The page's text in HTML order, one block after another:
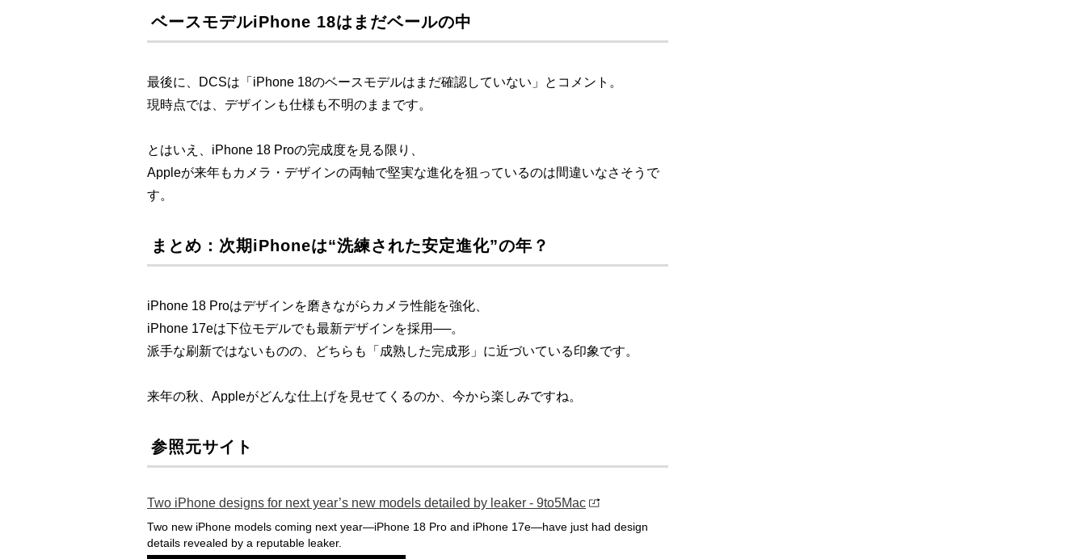
ベースモデルiPhone 18はまだベールの中
最後に、DCSは「iPhone 18のベースモデルはまだ確認していない」とコメント。
現時点では、デザインも仕様も不明のままです。
とはいえ、iPhone 18 Proの完成度を見る限り、
Appleが来年もカメラ・デザインの両軸で堅実な進化を狙っているのは間違いなさそうで
す。
まとめ：次期iPhoneは“洗練された安定進化”の年？
iPhone 18 Proはデザインを磨きながらカメラ性能を強化、
iPhone 17eは下位モデルでも最新デザインを採用──。
派手な刷新ではないものの、どちらも「成熟した完成形」に近づいている印象です。
来年の秋、Appleがどんな仕上げを見せてくるのか、今から楽しみですね。
参照元サイト
Two iPhone designs for next year’s new models detailed by leaker - 9to5Mac
Two new iPhone models coming next year—iPhone 18 Pro and iPhone 17e—have just had design
details revealed by a reputable leaker.